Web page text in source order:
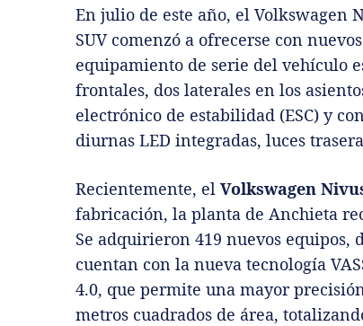
En julio de este año, el Volkswagen
SUV comenzó a ofrecerse con
equipamiento de serie del vehículo
frontales, dos laterales en los
electrónico de estabilidad (ESC) y
diurnas LED integradas, luces
Recientemente, el Volkswagen
fabricación, la planta de Anchieta
Se adquirieron 419 nuevos equipos,
cuentan con la nueva tecnología
4.0, que permite una mayor
metros cuadrados de área,